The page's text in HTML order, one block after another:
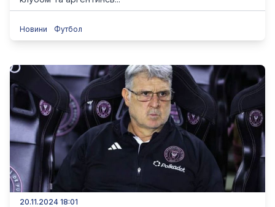
Новини Футбол
20.11.2024 18:01